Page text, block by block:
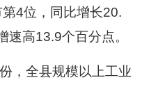
4位，同比增长20.
速高13.9个百分点。
，全县规模以上工业